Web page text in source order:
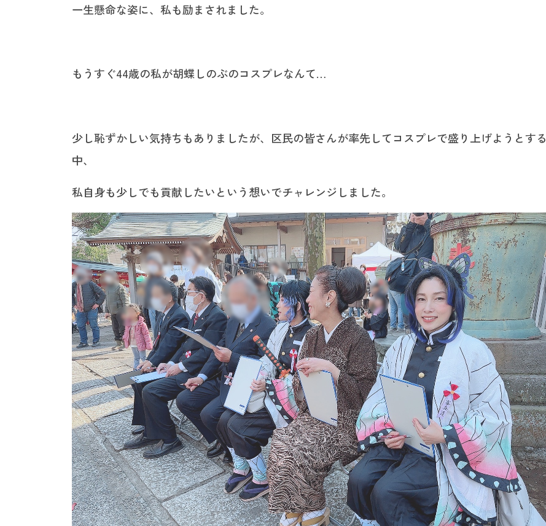
一生懸命な姿に、私も励まされました。
もうすぐ44歳の私が胡蝶しのぶのコスプレなんて…
少し恥ずかしい気持ちもありましたが、区民の皆さんが率先してコスプレで盛り上げようとする
中、
私自身も少しでも貢献したいという想いでチャレンジしました。